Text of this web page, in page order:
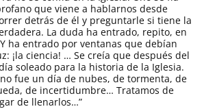
que viene a hablarnos desde
detrás de él y preguntarle si tiene la
La duda ha entrado, repito, en
ha entrado por ventanas que debían
¡la ciencia! … Se creía que después del
soleado para la historia de la Iglesia.
fue un día de nubes, de tormenta, de
de incertidumbre… Tratamos de
de llenarlos…”